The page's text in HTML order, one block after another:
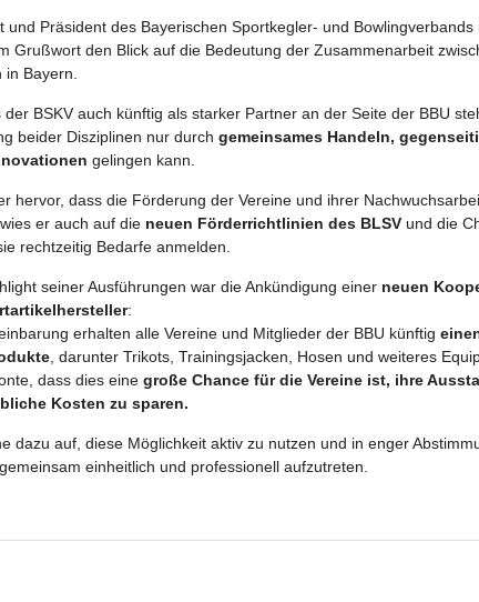
und Präsident des Bayerischen Sportkegler- und Bowlingverbands
Grußwort den Blick auf die Bedeutung der Zusammenarbeit
Bayern.
der BSKV auch künftig als starker Partner an der Seite der BBU
beider Disziplinen nur durch gemeinsames Handeln,
gelingen kann.
hervor, dass die Förderung der Vereine und ihrer
er auch auf die neuen Förderrichtlinien des BLSV und die
rechtzeitig Bedarfe anmelden.
seiner Ausführungen war die Ankündigung einer neuen
:
erhalten alle Vereine und Mitglieder der BBU künftig
, darunter Trikots, Trainingsjacken, Hosen und weiteres
dass dies eine große Chance für die Vereine ist, ihre
Kosten zu sparen.
dazu auf, diese Möglichkeit aktiv zu nutzen und in enger
einheitlich und professionell aufzutreten.